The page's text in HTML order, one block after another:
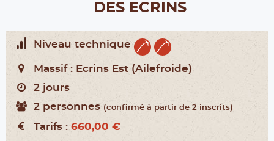
DES ECRINS
Niveau technique
Massif : Ecrins Est (Ailefroide)
2 jours
2 personnes (confirmé à partir de 2 inscrits)
Tarifs : 660,00 €